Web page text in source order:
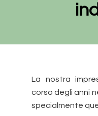
La nostra
corso degli anni
specialmente